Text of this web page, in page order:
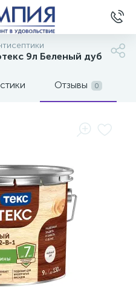
9л Беленый дуб
Отзывы 0